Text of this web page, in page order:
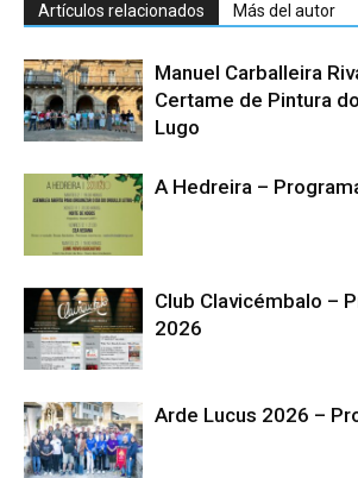
Artículos relacionados Más del autor
Manuel Carballeira
Certame de Pintura
Lugo
A Hedreira –
Club Clavicémbalo –
2026
Arde Lucus 2026 –